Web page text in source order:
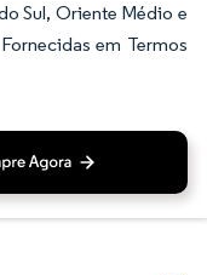
Sul, Oriente Médio e
em Termos